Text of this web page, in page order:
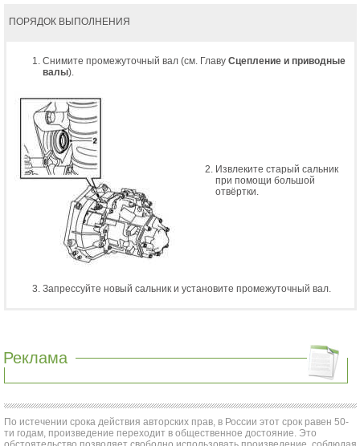
ПОРЯДОК ВЫПОЛНЕНИЯ
Снимите промежуточный вал (см. Главу Сцепление и приводные
валы).
Извлеките старый сальник
при помощи большой
отвёртки.
Запрессуйте новый сальник и установите промежуточный вал.
Реклама
По истечении срока действия авторских прав, в России этот срок равен 50-
ти годам, произведение переходит в общественное достояние. Это